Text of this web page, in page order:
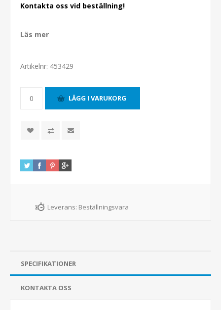
Kontakta oss vid beställning!
Läs mer
Artikelnr: 453429
Leverans: Beställningsvara
SPECIFIKATIONER
KONTAKTA OSS